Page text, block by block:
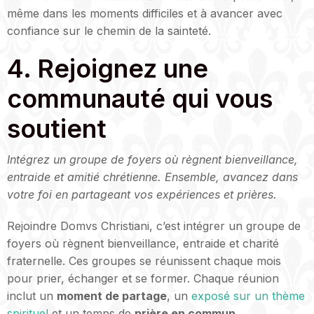
même dans les moments difficiles et à avancer avec
confiance sur le chemin de la sainteté.
4. Rejoignez une
communauté qui vous
soutient
Intégrez un groupe de foyers où règnent bienveillance,
entraide et amitié chrétienne. Ensemble, avancez dans
votre foi en partageant vos expériences et prières.
Rejoindre Domvs Christiani, c’est intégrer un groupe de
foyers où règnent bienveillance, entraide et charité
fraternelle. Ces groupes se réunissent chaque mois
pour prier, échanger et se former. Chaque réunion
inclut un moment de partage, un exposé sur un thème